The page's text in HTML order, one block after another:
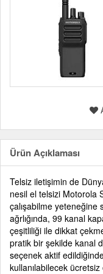
Ürün Açıklaması
Telsiz iletişimin de
nesil el telsizi Motorola
çalışabilme yeteneğine
ağrlığında, 99 kanal
çeşitliliği ile dikkat
pratik bir şekilde kanal
seçenek aktif
kullanılabilecek